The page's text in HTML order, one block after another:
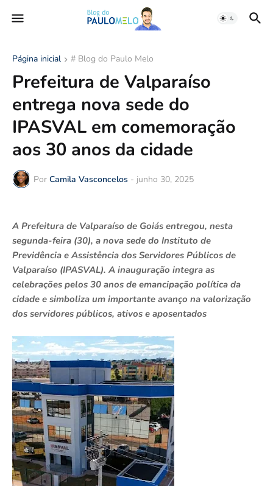
Página inicial # Blog do Paulo Melo
Prefeitura de Valparaíso
entrega nova sede do
IPASVAL em comemoração
aos 30 anos da cidade
Por Camila Vasconcelos - junho 30, 2025
A Prefeitura de Valparaíso de Goiás entregou, nesta
segunda-feira (30), a nova sede do Instituto de
Previdência e Assistência dos Servidores Públicos de
Valparaíso (IPASVAL). A inauguração integra as
celebrações pelos 30 anos de emancipação política da
cidade e simboliza um importante avanço na valorização
dos servidores públicos, ativos e aposentados